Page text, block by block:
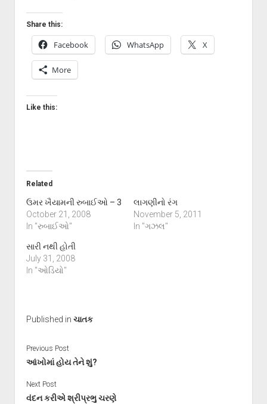
Share this:
Facebook WhatsApp X
More
Like this:
Related
ઉમર ખૈયામની રુબાઈઓ – 3
October 21, 2008
In "રુબાઈઓ"
લાગણીનો રંગ
November 5, 2011
In "ગઝલ"
સારી નથી હોતી
July 31, 2008
In "ઓડિયો"
Published in ચાતક
Previous Post
આંખોમાં હોય તેને શું?
Next Post
વંદન કરીએ શ્રીપ્રભુ ચરણે